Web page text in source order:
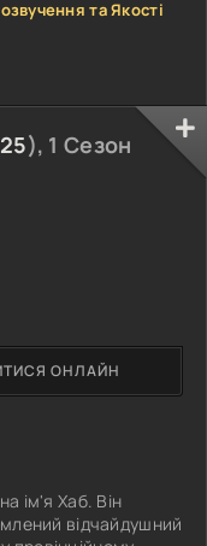
та Якості
), 1 Сезон
ім'я Хаб. Він
відчайдушний
ОНЛАЙН